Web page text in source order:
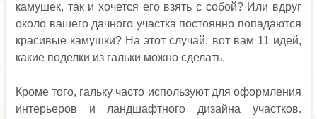
камушек, так и хочется его взять с собой? Или вдруг
около вашего дачного участка постоянно попадаются
красивые камушки? На этот случай, вот вам 11 идей,
какие поделки из гальки можно сделать.
Кроме того, гальку часто используют для оформления
интерьеров и ландшафтного дизайна участков.